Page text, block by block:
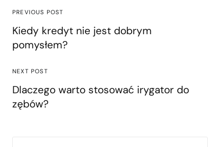
PREVIOUS POST
Kiedy kredyt nie jest dobrym
pomysłem?
NEXT POST
Dlaczego warto stosować irygator do
zębów?